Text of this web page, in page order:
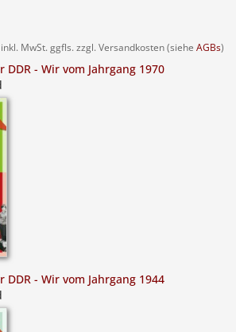
MwSt. ggfls. zzgl. Versandkosten (siehe AGBs)
- Wir vom Jahrgang 1970
- Wir vom Jahrgang 1944